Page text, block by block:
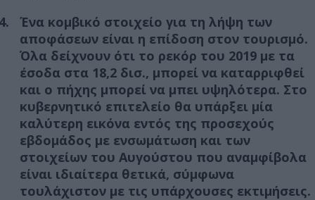
Ένα κομβικό στοιχείο για τη λήψη των
αποφάσεων είναι η επίδοση στον τουρισμό.
Όλα δείχνουν ότι το ρεκόρ του 2019 με τα
έσοδα στα 18,2 δισ., μπορεί να καταρριφθεί
και ο πήχης μπορεί να μπει υψηλότερα. Στο
κυβερνητικό επιτελείο θα υπάρξει μία
καλύτερη εικόνα εντός της προσεχούς
εβδομάδος με ενσωμάτωση και των
στοιχείων του Αυγούστου που αναμφίβολα
είναι ιδιαίτερα θετικά, σύμφωνα
τουλάχιστον με τις υπάρχουσες εκτιμήσεις.